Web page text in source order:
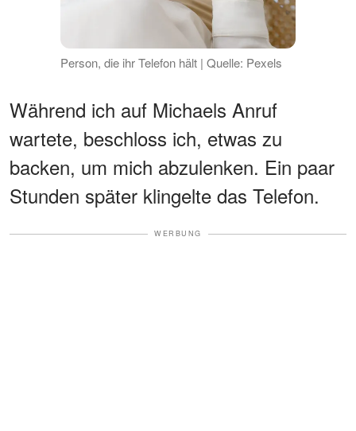
Person, die ihr Telefon hält | Quelle: Pexels
Während ich auf Michaels Anruf
wartete, beschloss ich, etwas zu
backen, um mich abzulenken. Ein paar
Stunden später klingelte das Telefon.
WERBUNG